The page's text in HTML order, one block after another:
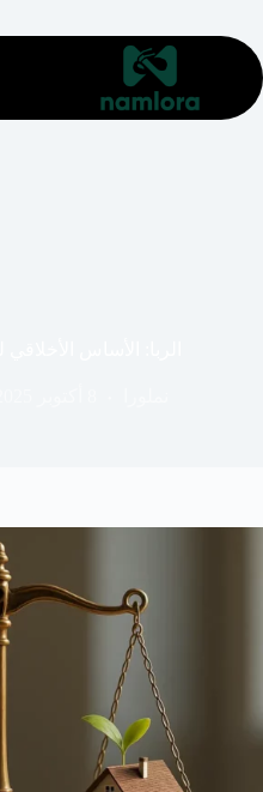
المحتوى